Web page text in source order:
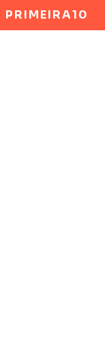
PRIMEIRA10